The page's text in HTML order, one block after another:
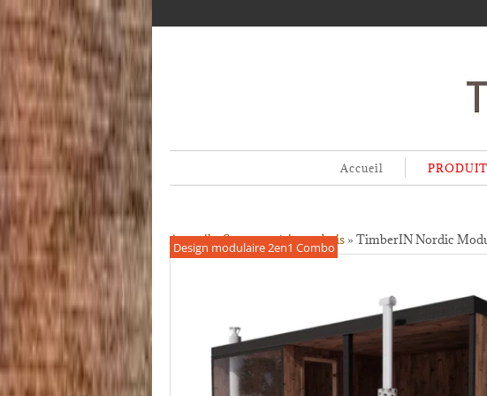
Accueil
Accueil»Sauna extérieur»bois » TimberIN Nordic
Design modulaire 2en1 Combo